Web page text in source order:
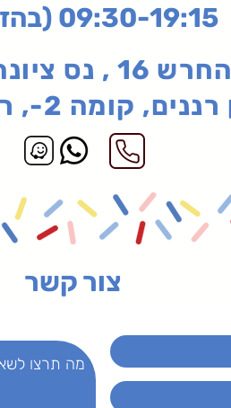
החרש 16 , נס ציונה
קומה 2-, רעננה
צור קשר